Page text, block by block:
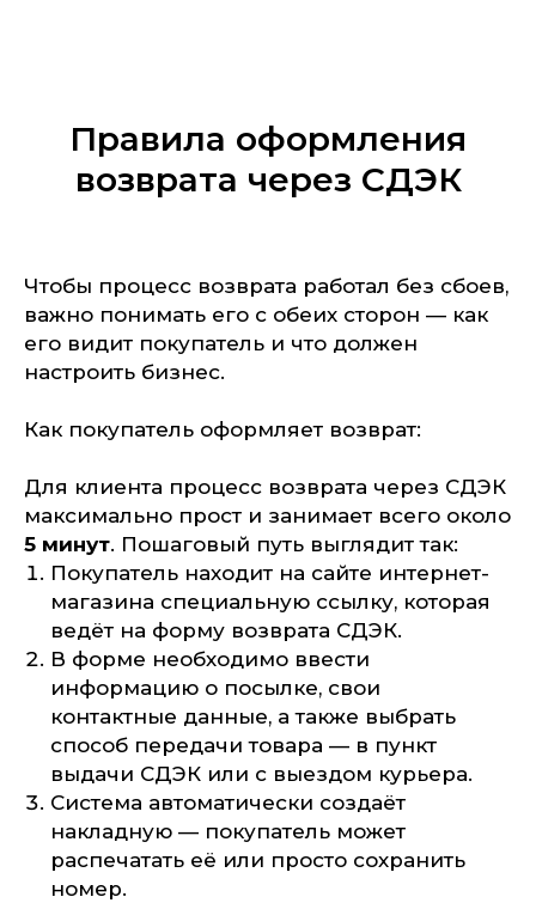
Правила оформления
возврата через СДЭК
Чтобы процесс возврата работал без сбоев,
важно понимать его с обеих сторон — как
его видит покупатель и что должен
настроить бизнес.
Как покупатель оформляет возврат:
Для клиента процесс возврата через СДЭК
максимально прост и занимает всего около
5 минут. Пошаговый путь выглядит так:
Покупатель находит на сайте интернет-
магазина специальную ссылку, которая
ведёт на форму возврата СДЭК.
В форме необходимо ввести
информацию о посылке, свои
контактные данные, а также выбрать
способ передачи товара — в пункт
выдачи СДЭК или с выездом курьера.
Система автоматически создаёт
накладную — покупатель может
распечатать её или просто сохранить
номер.